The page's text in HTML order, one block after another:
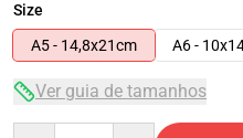
Size
A5 - 14,8x21cm
A6 -
Ver guia de tamanhos